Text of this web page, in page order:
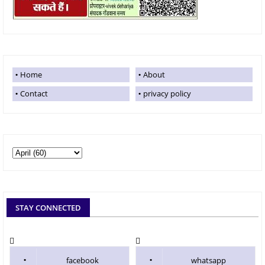
Home
About
Contact
privacy policy
STAY CONNECTED
facebook whatsapp